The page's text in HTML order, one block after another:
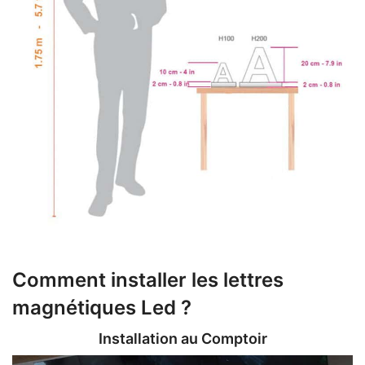
Comment installer les lettres
magnétiques Led ?
Installation au Comptoir